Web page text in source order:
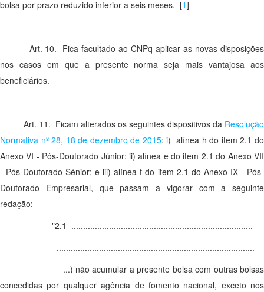
bolsa por prazo reduzido inferior a seis meses. [1]
Art. 10. Fica facultado ao CNPq aplicar as novas disposições
nos casos em que a presente norma seja mais vantajosa aos
beneficiários.
Art. 11. Ficam alterados os seguintes dispositivos da Resolução
Normativa nº 28, 18 de dezembro de 2015: i) alínea h do item 2.1 do
Anexo VI - Pós-Doutorado Júnior; ii) alínea e do item 2.1 do Anexo VII
- Pós-Doutorado Sênior; e iii) alínea f do item 2.1 do Anexo IX - Pós-
Doutorado Empresarial, que passam a vigorar com a seguinte
redação:
"2.1 .............................................................................
....................................................................................
...) não acumular a presente bolsa com outras bolsas
concedidas por qualquer agência de fomento nacional, exceto nos